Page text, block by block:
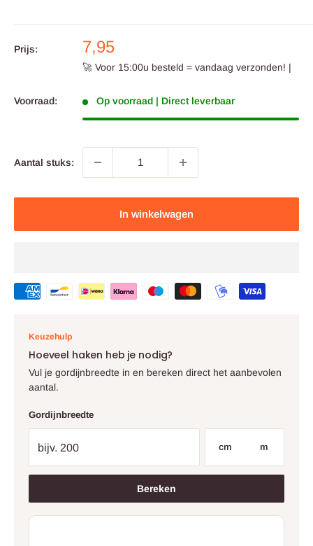
Prijs:
Aanbieding
prijs
7,95
🚀 Voor 15:00u besteld = vandaag verzonden! |
Voorraad: Op voorraad | Direct leverbaar
Aantal stuks:
In winkelwagen
Keuzehulp
Hoeveel haken heb je nodig?
Vul je gordijnbreedte in en bereken direct het aanbevolen
aantal.
Gordijnbreedte
cm m
Bereken